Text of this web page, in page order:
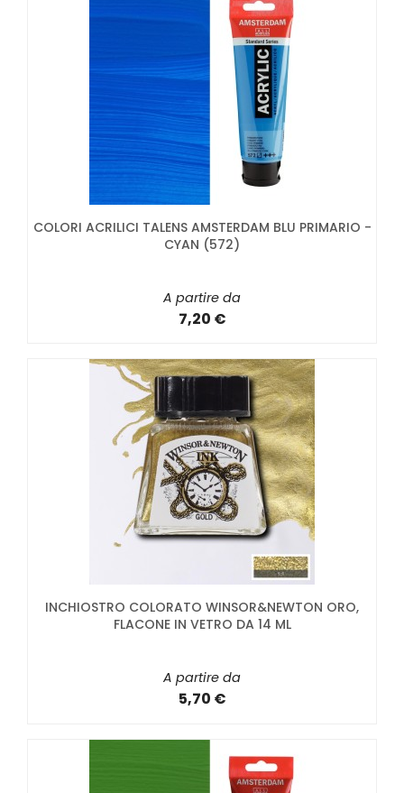
COLORI ACRILICI TALENS AMSTERDAM BLU PRIMARIO -
CYAN (572)
A partire da
7,20 €
INCHIOSTRO COLORATO WINSOR&NEWTON ORO,
FLACONE IN VETRO DA 14 ML
A partire da
5,70 €